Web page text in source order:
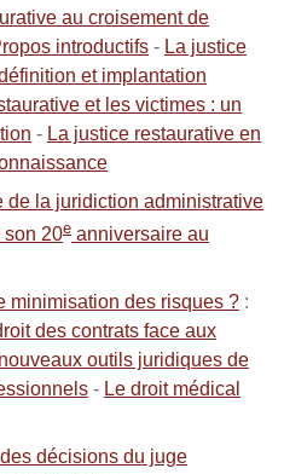
au croisement de
introductifs - La justice
et implantation
et les victimes : un
- La justice restaurative en
de la juridiction administrative
son 20e anniversaire au
minimisation des risques ? :
des contrats face aux
outils juridiques de
- Le droit médical
décisions du juge